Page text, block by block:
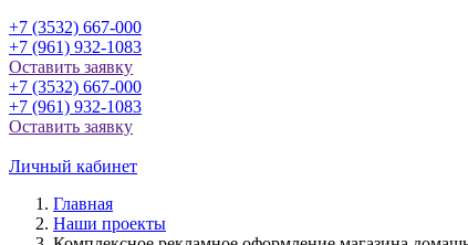
+7 (3532) 667-000
+7 (961) 932-1083
Оставить заявку
+7 (3532) 667-000
+7 (961) 932-1083
Оставить заявку
Личный кабинет
Главная
Наши проекты